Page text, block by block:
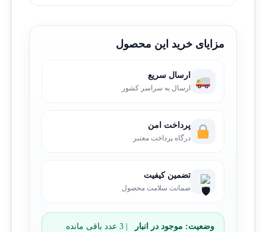
مزایای خرید این محصول
ارسال سریع
ارسال به سراسر کشور
پرداخت امن
درگاه پرداخت معتبر
تضمین کیفیت
ضمانت سلامت محصول
وضعیت: موجود در انبار